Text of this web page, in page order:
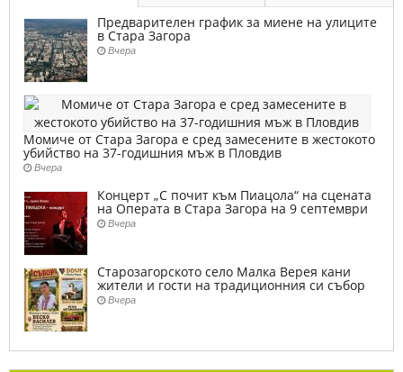
Предварителен график за миене на улиците
в Стара Загора
Вчера
Момиче от Стара Загора е сред замесените в жестокото
убийство на 37-годишния мъж в Пловдив
Вчера
Концерт „С почит към Пиацола“ на сцената
на Операта в Стара Загора на 9 септември
Вчера
Старозагорското село Малка Верея кани
жители и гости на традиционния си събор
Вчера